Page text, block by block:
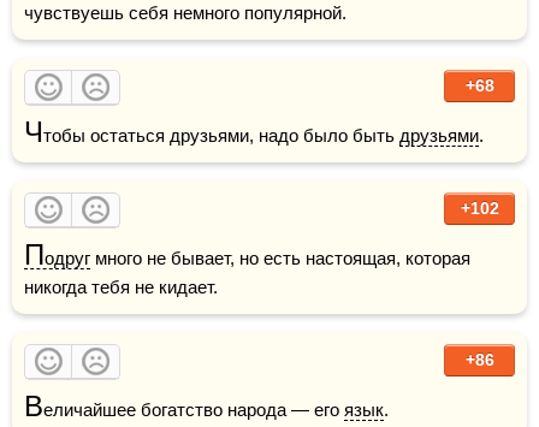
чувствуешь себя немного популярной.
+68
Чтобы остаться друзьями, надо было быть друзьями.
+102
Подруг много не бывает, но есть настоящая, которая
никогда тебя не кидает.
+86
Величайшее богатство народа — его язык.